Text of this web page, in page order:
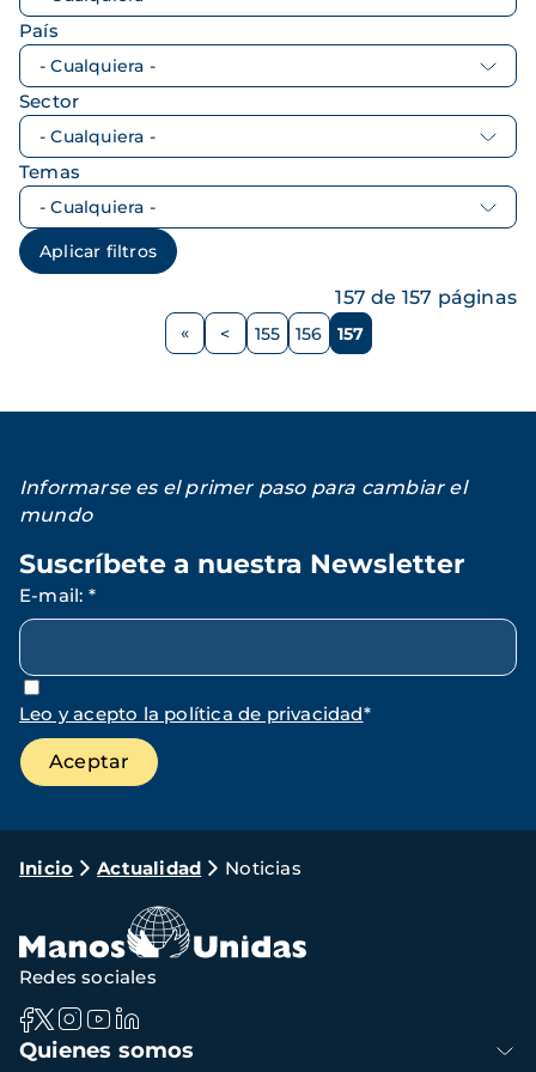
País
Sector
Temas
Página
< Página
155 Página
156 Página
157
157 de 157 páginas
Informarse es el primer paso para cambiar el
mundo
Suscríbete a nuestra Newsletter
E-mail: *
Leo y acepto la política de privacidad*
Ruta
navegación
Inicio Actualidad Noticias
Navegación
Quienes somos
Redes sociales